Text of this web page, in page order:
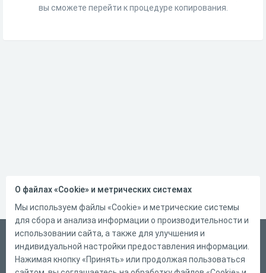
вы сможете перейти к процедуре копирования.
Русский
Справка
О файлах «Cookie» и метрических системах
Мы используем файлы «Cookie» и метрические системы
для сбора и анализа информации о производительности и
использовании сайта, а также для улучшения и
индивидуальной настройки предоставления информации.
Нажимая кнопку «Принять» или продолжая пользоваться